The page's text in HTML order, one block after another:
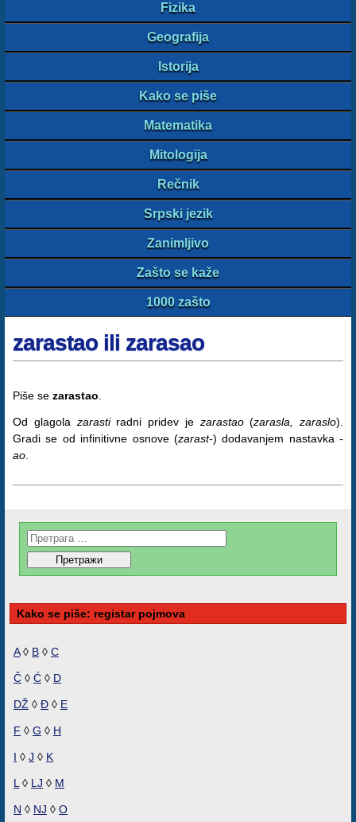
Fizika
Geografija
Istorija
Kako se piše
Matematika
Mitologija
Rečnik
Srpski jezik
Zanimljivo
Zašto se kaže
1000 zašto
zarastao ili zarasao
Piše se zarastao
Od glagola zarastiradni pridev je zarastao(zarasla, zaraslo).
Gradi se od infinitivne osnove (zarast-) dodavanjem nastavka -
ao
Kako se piše: registar pojmova
A◊ B ◊ C
Č ◊ Ć ◊ D
DŽ ◊ Đ ◊ E
F ◊ G ◊ H
I ◊ J ◊ K
L ◊ LJ ◊ M
N ◊ NJ ◊ O